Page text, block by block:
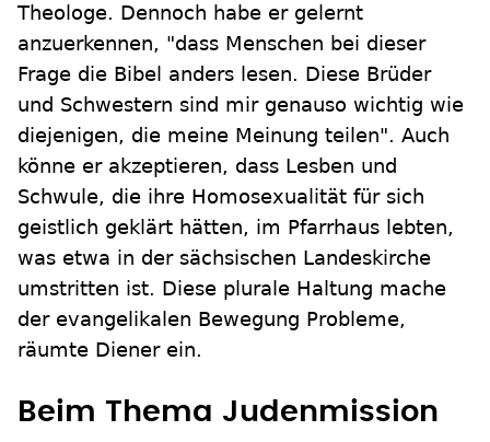
Theologe. Dennoch habe er gelernt
anzuerkennen, "dass Menschen bei dieser
Frage die Bibel anders lesen. Diese Brüder
und Schwestern sind mir genauso wichtig wie
diejenigen, die meine Meinung teilen". Auch
könne er akzeptieren, dass Lesben und
Schwule, die ihre Homosexualität für sich
geistlich geklärt hätten, im Pfarrhaus lebten,
was etwa in der sächsischen Landeskirche
umstritten ist. Diese plurale Haltung mache
der evangelikalen Bewegung Probleme,
räumte Diener ein.
Beim Thema Judenmission